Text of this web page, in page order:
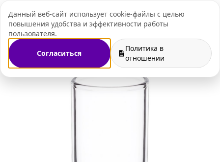
Данный веб-сайт использует cookie-файлы с целью
повышения удобства и эффективности работы
пользователя.
Согласиться
Политика в
отношении
+7 (495) 109-07-
Главная Магазин Посуда Стаканы